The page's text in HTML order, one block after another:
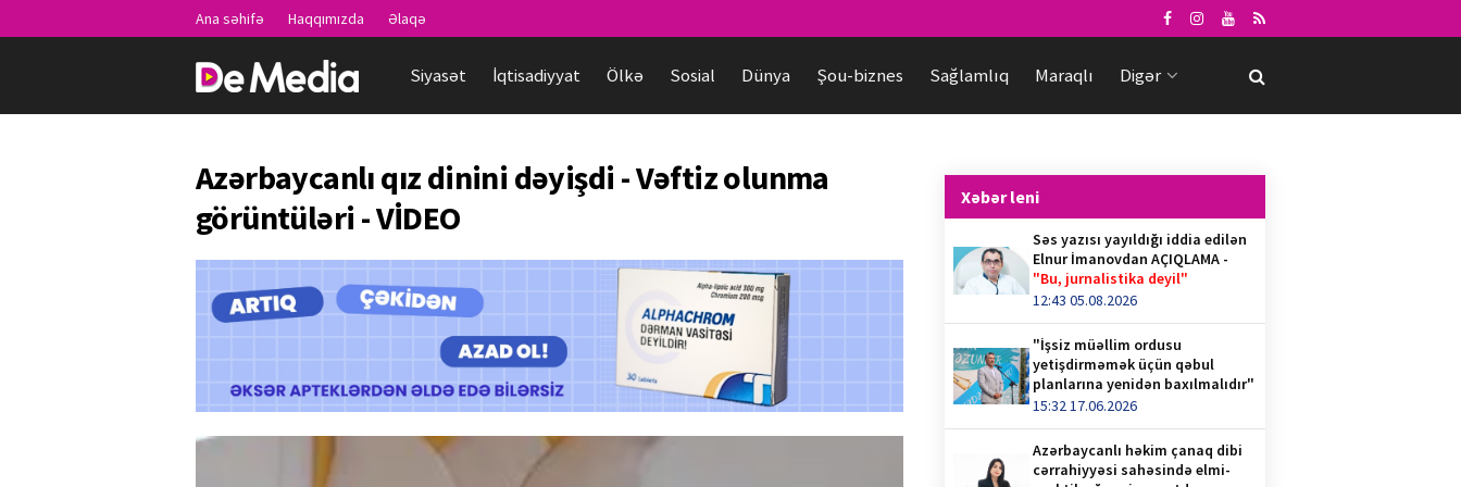
Ana səhifə Haqqımızda Əlaqə
Siyasət İqtisadiyyat Ölkə Sosial Dünya Şou-biznes Sağlamlıq Maraqlı Digər
Azərbaycanlı qız dinini dəyişdi - Vəftiz olunma
görüntüləri - VİDEO
Xəbər leni
Səs yazısı yayıldığı iddia edilən
Elnur İmanovdan AÇIQLAMA -
"Bu, jurnalistika deyil"
12:43 05.08.2026
"İşsiz müəllim ordusu
yetişdirməmək üçün qəbul
planlarına yenidən baxılmalıdır"
15:32 17.06.2026
Azərbaycanlı həkim çanaq dibi
cərrahiyyəsi sahəsində elmi-